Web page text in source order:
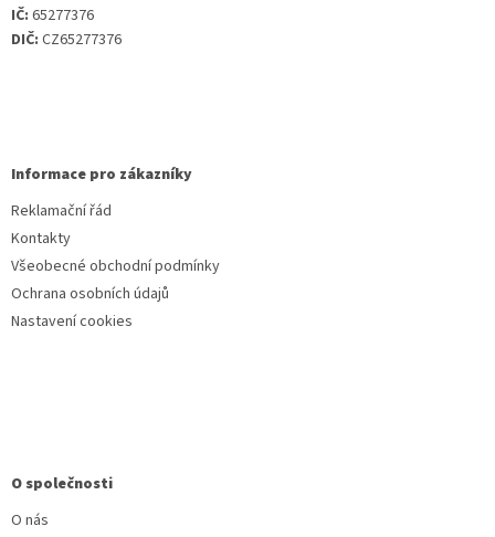
IČ: 65277376
DIČ: CZ65277376
Informace pro zákazníky
Reklamační řád
Kontakty
Všeobecné obchodní podmínky
Ochrana osobních údajů
Nastavení cookies
O společnosti
O nás